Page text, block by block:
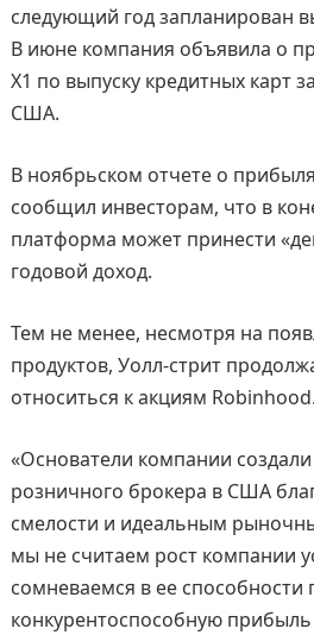
следующий год запланирован
В июне компания объявила о
X1 по выпуску кредитных карт
США.
В ноябрьском отчете о
сообщил инвесторам, что в
платформа может принести
годовой доход.
Тем не менее, несмотря на
продуктов, Уолл-стрит
относиться к акциям Robinhood.
«Основатели компании
розничного брокера в США
смелости и идеальным
мы не считаем рост компании
сомневаемся в ее способности
конкурентоспособную прибыль